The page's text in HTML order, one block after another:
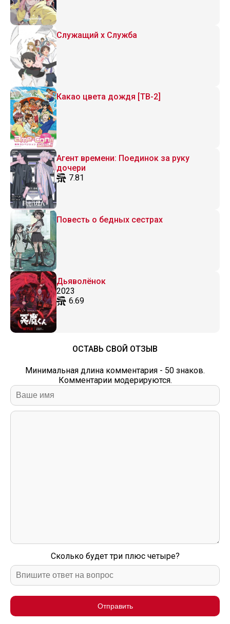
Служащий x Служба
Какао цвета дождя [ТВ-2]
Агент времени: Поединок за руку
дочери
7.81
Повесть о бедных сестрах
Дьяволёнок
2023
6.69
ОСТАВЬ СВОЙ ОТЗЫВ
Минимальная длина комментария - 50 знаков.
Комментарии модерируются.
Сколько будет три плюс четыре?
Отправить